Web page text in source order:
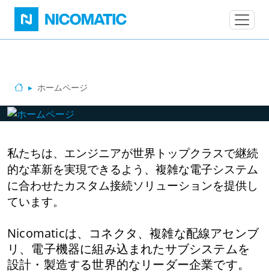
Skip to main content
Homeホームページ
私たちは、エンジニアが世界トップクラスで継続
的な革新を実現できるよう、複雑な電子システム
に合わせたカスタム接続ソリューションを提供し
ています。
Nicomaticは、コネクタ、複雑な配線アセンブ
リ、電子機器に組み込まれたサブシステムを
設計・製造する世界的なリーダー企業です。